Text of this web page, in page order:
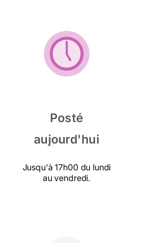
Posté
aujourd'hui
Jusqu'à 17h00 du lundi
au vendredi.